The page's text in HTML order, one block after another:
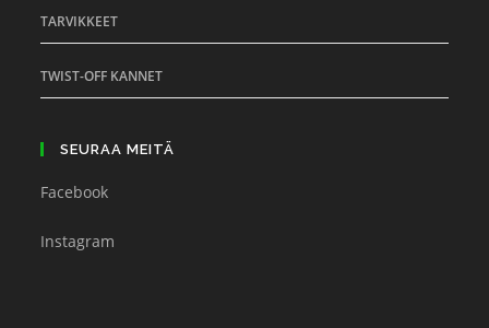
TARVIKKEET
TWIST-OFF KANNET
SEURAA MEITÄ
Facebook
Instagram